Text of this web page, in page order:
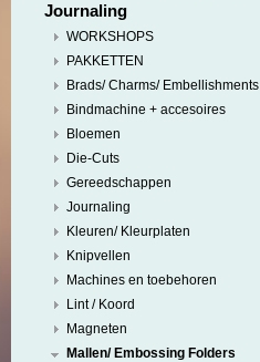
Journaling
WORKSHOPS
PAKKETTEN
Brads/ Charms/ Embellishments
Bindmachine + accesoires
Bloemen
Die-Cuts
Gereedschappen
Journaling
Kleuren/ Kleurplaten
Knipvellen
Machines en toebehoren
Lint / Koord
Magneten
Mallen/ Embossing Folders